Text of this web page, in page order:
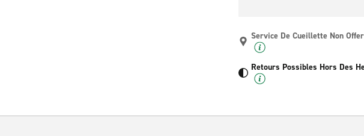
Service De Cueillette Non
Retours Possibles Hors Des